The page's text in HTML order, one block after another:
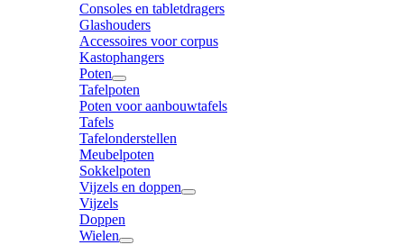
Consoles en tabletdragers
Glashouders
Accessoires voor corpus
Kastophangers
Poten
Tafelpoten
Poten voor aanbouwtafels
Tafels
Tafelonderstellen
Meubelpoten
Sokkelpoten
Vijzels en doppen
Vijzels
Doppen
Wielen